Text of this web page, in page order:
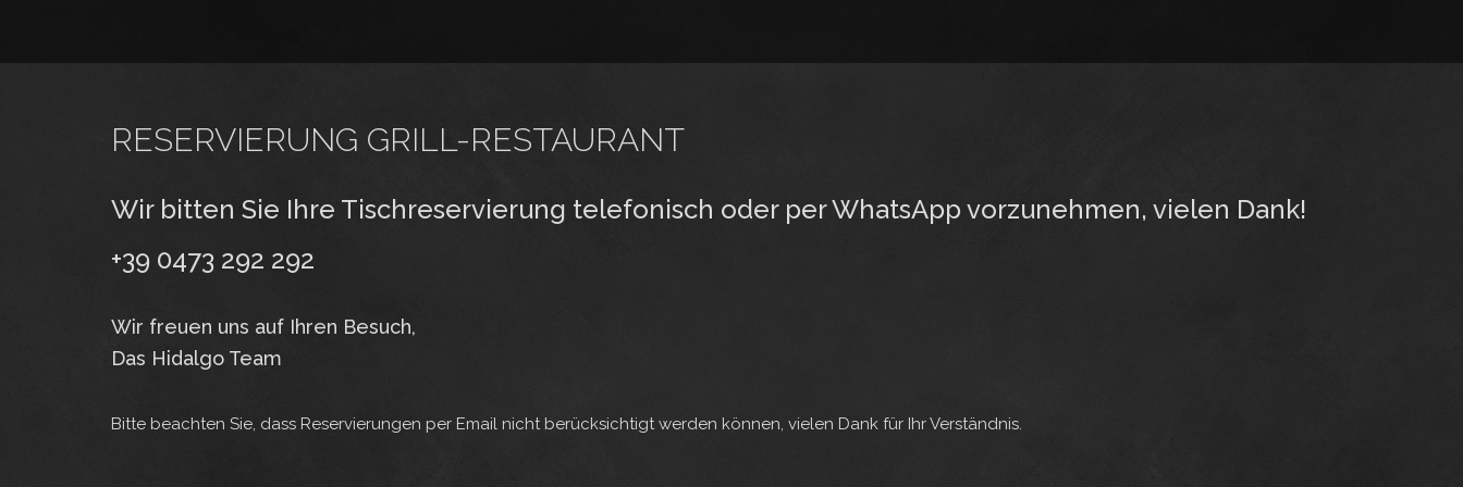
RESERVIERUNG GRILL-RESTAURANT
Wir bitten Sie Ihre Tischreservierung telefonisch oder per WhatsApp vorzunehmen, vielen Dank!
+39 0473 292 292
Wir freuen uns auf Ihren Besuch,
Das Hidalgo Team
Bitte beachten Sie, dass Reservierungen per Email nicht berücksichtigt werden können, vielen Dank für Ihr Verständnis.